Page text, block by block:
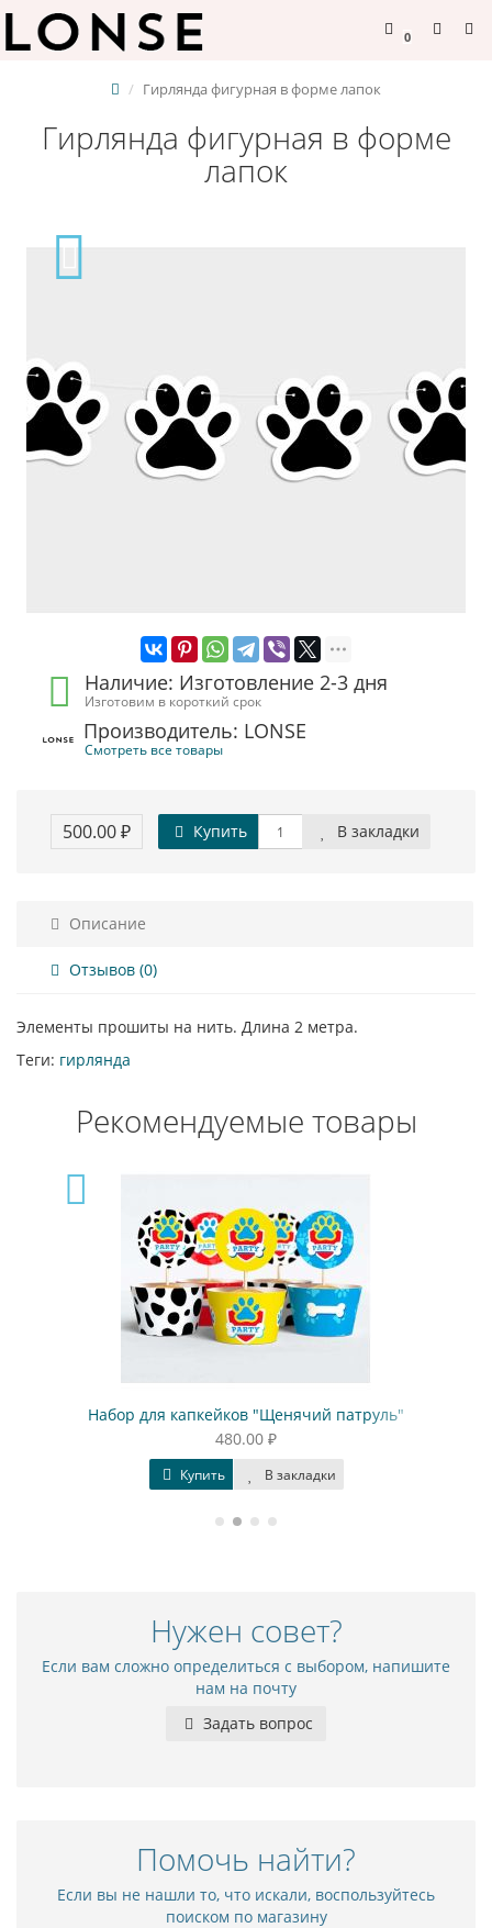
0
Гирлянда фигурная в форме лапок
Гирлянда фигурная в форме
лапок
Наличие: Изготовление 2-3 дня
Изготовим в короткий срок
Производитель: LONSE
Смотреть все товары
500.00 ₽ Купить В закладки
Описание
Отзывов (0)
Элементы прошиты на нить. Длина 2 метра.
Теги: гирлянда
Рекомендуемые товары
Набор для капкейков "Щенячий патруль"
480.00 ₽
Купить В закладки
Нужен совет?
Если вам сложно определиться с выбором, напишите
нам на почту
Задать вопрос
Помочь найти?
Если вы не нашли то, что искали, воспользуйтесь
поиском по магазину